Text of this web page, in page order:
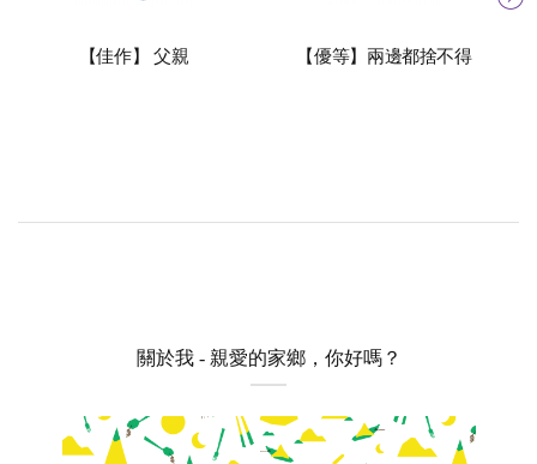
【佳作】 父親 【優等】兩邊都捨不得
關於我 - 親愛的家鄉，你好嗎？